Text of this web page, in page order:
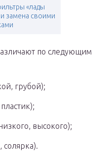
«лады
замена своими
по следующим
грубой);
высокого);
солярка).